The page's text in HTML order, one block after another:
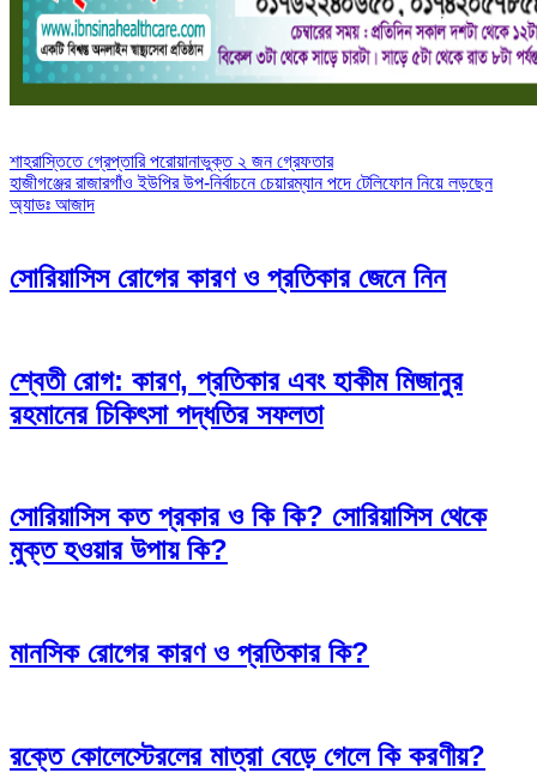
Post
navigation
শাহরাস্তিতে গ্রেপ্তারি পরোয়ানাভুক্ত ২ জন গ্রেফতার
হাজীগঞ্জের রাজারগাঁও ইউপির উপ-নির্বাচনে চেয়ারম্যান পদে টেলিফোন নিয়ে লড়ছেন
অ্যাডঃ আজাদ
সোরিয়াসিস রোগের কারণ ও প্রতিকার জেনে নিন
শ্বেতী রোগ: কারণ, প্রতিকার এবং হাকীম মিজানুর
রহমানের চিকিৎসা পদ্ধতির সফলতা
সোরিয়াসিস কত প্রকার ও কি কি? সোরিয়াসিস থেকে
মুক্ত হওয়ার উপায় কি?
মানসিক রোগের কারণ ও প্রতিকার কি?
রক্তে কোলেস্টেরলের মাত্রা বেড়ে গেলে কি করণীয়?